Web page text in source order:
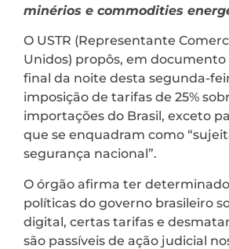
minérios e commodities
O USTR (Representante
Unidos) propôs, em
final da noite desta segunda-
imposição de tarifas de 25%
importações do Brasil, exceto
que se enquadram como
segurança nacional”.
O órgão afirma ter
políticas do governo brasileiro
digital, certas tarifas e
são passíveis de ação judicial